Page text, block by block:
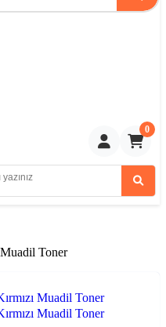
0
Toner